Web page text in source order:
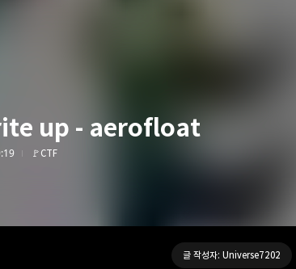
up - aerofloat
🚩CTF
글 작성자: Universe7202